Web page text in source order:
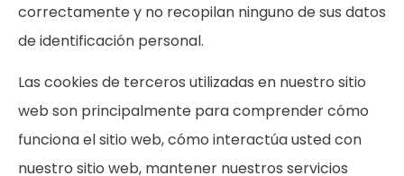
correctamente y no recopilan ninguno de sus datos
de identificación personal.
Las cookies de terceros utilizadas en nuestro sitio
web son principalmente para comprender cómo
funciona el sitio web, cómo interactúa usted con
nuestro sitio web, mantener nuestros servicios